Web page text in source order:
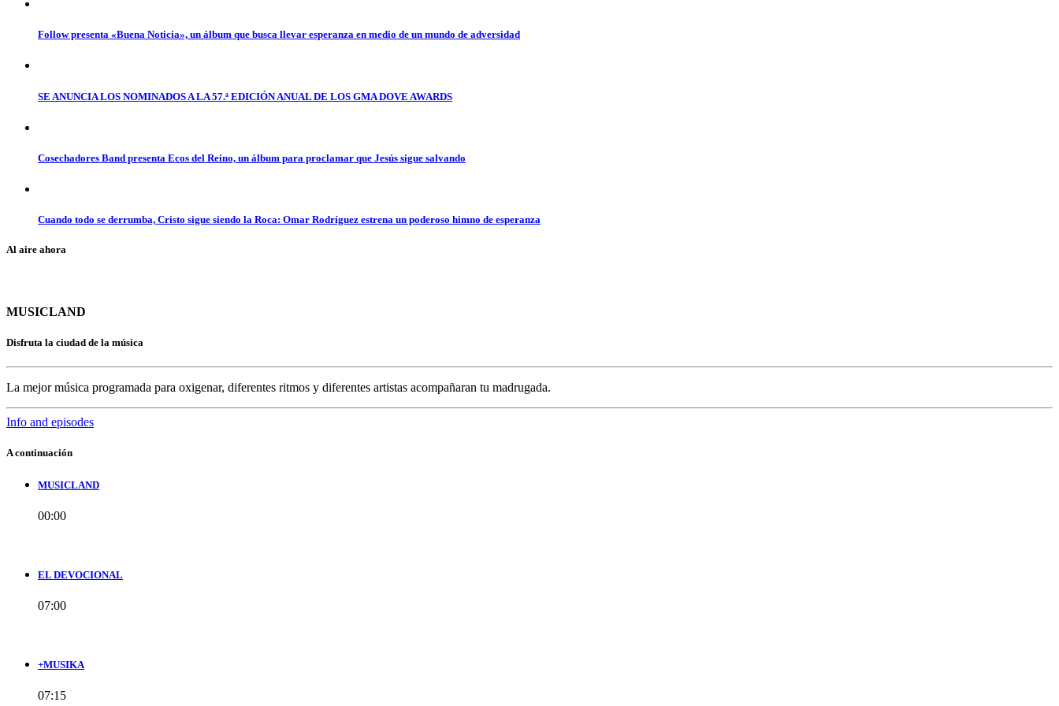
Follow presenta «Buena Noticia», un álbum que busca llevar esperanza en medio de un mundo de adversidad
SE ANUNCIA LOS NOMINADOS A LA 57.ª EDICIÓN ANUAL DE LOS GMA DOVE AWARDS
Cosechadores Band presenta Ecos del Reino, un álbum para proclamar que Jesús sigue salvando
Cuando todo se derrumba, Cristo sigue siendo la Roca: Omar Rodríguez estrena un poderoso himno de esperanza
Al aire ahora
MUSICLAND
Disfruta la ciudad de la música
La mejor música programada para oxigenar, diferentes ritmos y diferentes artistas acompañaran tu madrugada.
Info and episodes
A continuación
MUSICLAND
00:00
EL DEVOCIONAL
07:00
+MUSIKA
07:15